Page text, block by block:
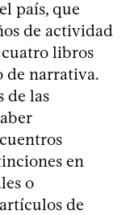
país, que
de actividad
libros
de narrativa.
de las
en
o
de